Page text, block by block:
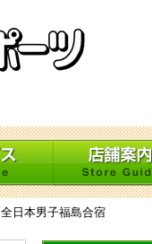
全日本男子福島合宿